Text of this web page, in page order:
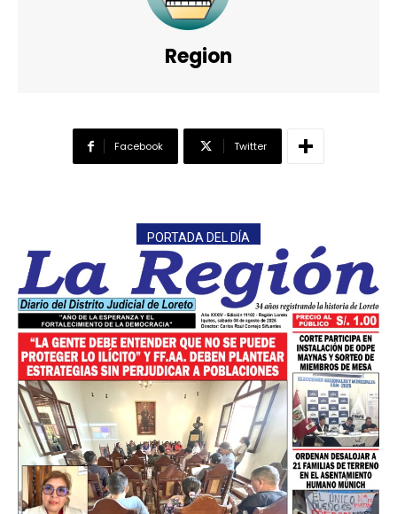
Region
Facebook Twitter
PORTADA DEL DÍA